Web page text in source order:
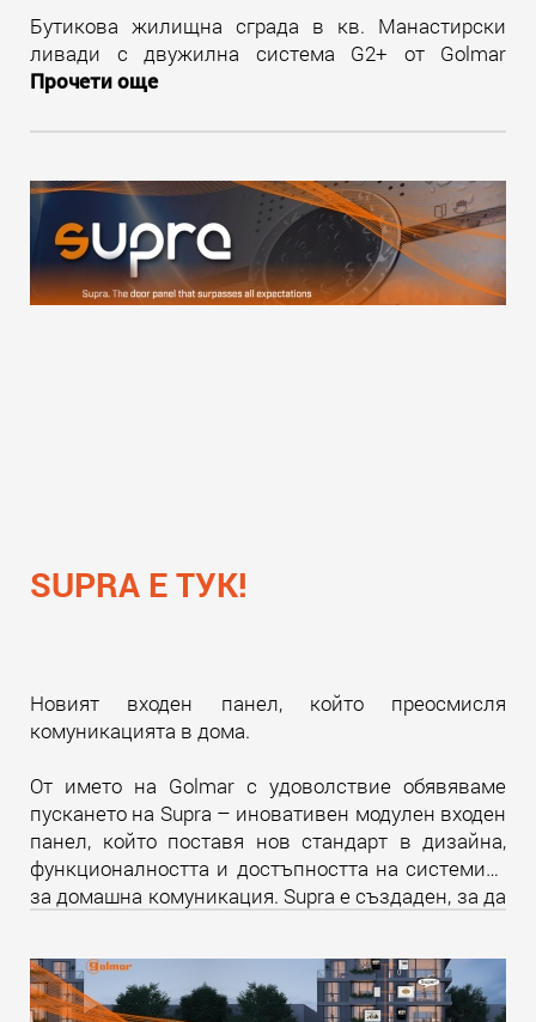
Бутикова жилищна сграда в кв. Манастирски
ливади с двужилна система G2+ от Golmar
Прочети още
SUPRA Е ТУК!
Новият входен панел, който преосмисля
комуникацията в дома.
От името на Golmar с удоволствие обявяваме
пускането на Supra – иновативен модулен входен
панел, който поставя нов стандарт в дизайна,
функционалността и достъпността на системите
за домашна комуникация. Supra е създаден, за да
потребители, така и за професионалистите в
бранша.Прочети още